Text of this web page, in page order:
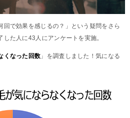
回で効果を感じるの？」という疑問をさら
た人に43人にアンケートを実施。
くなった回数 」を調査しました！気になる